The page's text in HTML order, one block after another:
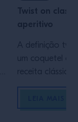
Twist on
aperitivo
A definição
um coquetel
receita clássica,
elementos
Justamente